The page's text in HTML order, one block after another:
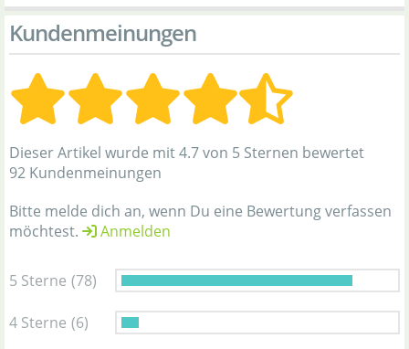
Kundenmeinungen
Dieser Artikel wurde mit 4.7 von 5 Sternen bewertet
92 Kundenmeinungen
Bitte melde dich an, wenn Du eine Bewertung verfassen
möchtest.
Anmelden
5 Sterne (78)
4 Sterne (6)